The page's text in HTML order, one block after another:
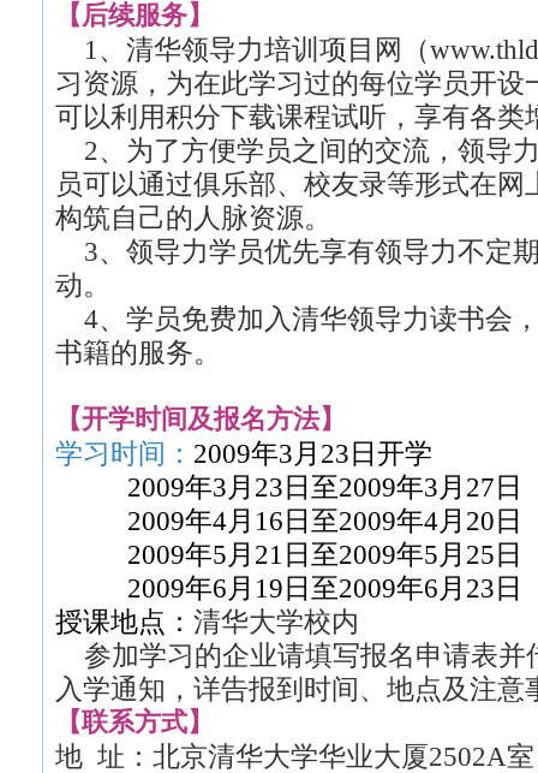
【后续服务】
1、清华领导力培训项目网（
习资源，为在此学习过的每位学员开设
可以利用积分下载课程试听，享有各类
2、为了方便学员之间的交流，领导
员可以通过俱乐部、校友录等形式在
构筑自己的人脉资源。
3、领导力学员优先享有领导力不定
动。
4、学员免费加入清华领导力读书会
书籍的服务。
【开学时间及报名方法】
学习时间： 2009年3月23日开学
2009年3月23日至2009年3月27日
2009年4月16日至2009年4月20日
2009年5月21日至2009年5月25日
2009年6月19日至2009年6月23日
授课地点： 清华大学校内
参加学习的企业请填写报名申请表并
入学通知，详告报到时间、地点及注意
【联系方式】
地 址：北京清华大学华业大厦2502A